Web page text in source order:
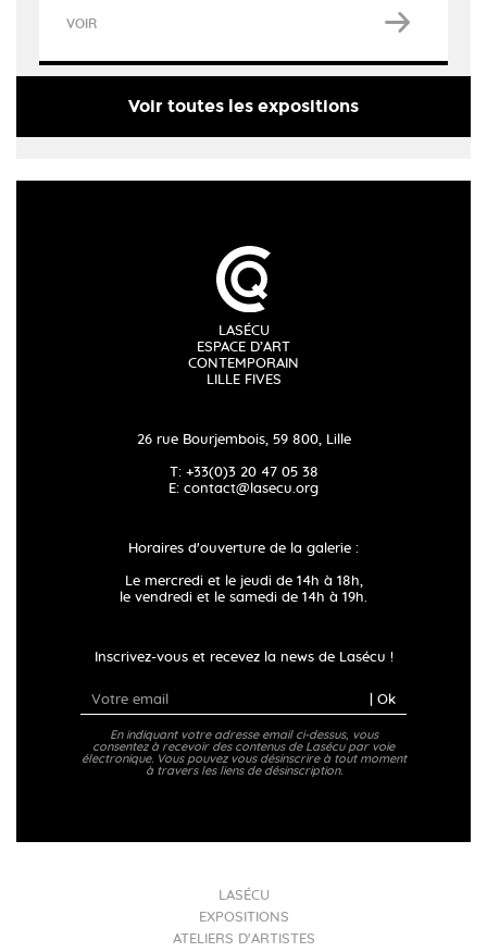
VOIR
Voir toutes les expositions
LASÉCU
ESPACE D’ART
CONTEMPORAIN
LILLE FIVES
26 rue Bourjembois, 59 800, Lille
T: +33(0)3 20 47 05 38
E: contact@lasecu.org
Horaires d'ouverture de la galerie :
Le mercredi et le jeudi de 14h à 18h,
le vendredi et le samedi de 14h à 19h.
Inscrivez-vous et recevez la news de Lasécu !
| Ok
En indiquant votre adresse email ci-dessus, vous
consentez à recevoir des contenus de Lasécu par voie
électronique. Vous pouvez vous désinscrire à tout moment
à travers les liens de désinscription.
LASÉCU
EXPOSITIONS
ATELIERS D'ARTISTES